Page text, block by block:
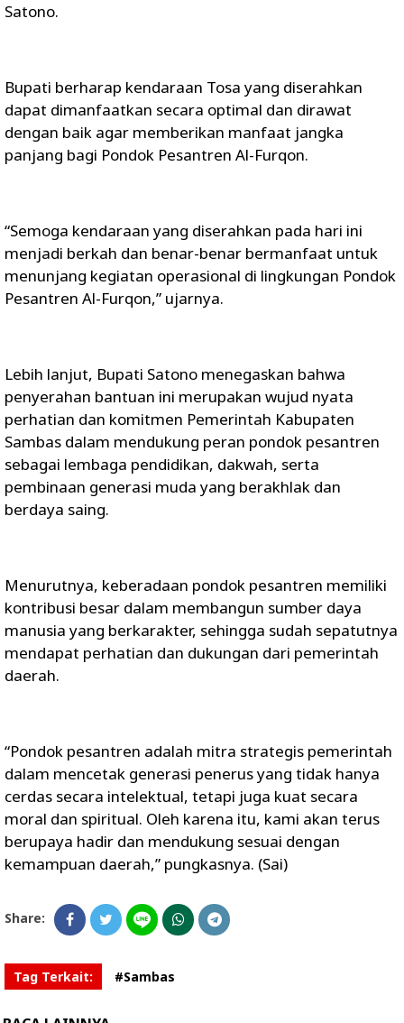
Satono.
Bupati berharap kendaraan Tosa yang diserahkan
dapat dimanfaatkan secara optimal dan dirawat
dengan baik agar memberikan manfaat jangka
panjang bagi Pondok Pesantren Al-Furqon.
“Semoga kendaraan yang diserahkan pada hari ini
menjadi berkah dan benar-benar bermanfaat untuk
menunjang kegiatan operasional di lingkungan Pondok
Pesantren Al-Furqon,” ujarnya.
Lebih lanjut, Bupati Satono menegaskan bahwa
penyerahan bantuan ini merupakan wujud nyata
perhatian dan komitmen Pemerintah Kabupaten
Sambas dalam mendukung peran pondok pesantren
sebagai lembaga pendidikan, dakwah, serta
pembinaan generasi muda yang berakhlak dan
berdaya saing.
Menurutnya, keberadaan pondok pesantren memiliki
kontribusi besar dalam membangun sumber daya
manusia yang berkarakter, sehingga sudah sepatutnya
mendapat perhatian dan dukungan dari pemerintah
daerah.
“Pondok pesantren adalah mitra strategis pemerintah
dalam mencetak generasi penerus yang tidak hanya
cerdas secara intelektual, tetapi juga kuat secara
moral dan spiritual. Oleh karena itu, kami akan terus
berupaya hadir dan mendukung sesuai dengan
kemampuan daerah,” pungkasnya. (Sai)
Share:
Tag Terkait: #Sambas